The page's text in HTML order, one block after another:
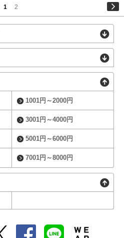
1 2
1001円～2000円
3001円～4000円
5001円～6000円
7001円～8000円